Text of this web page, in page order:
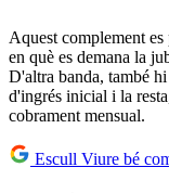
Aquest complement
en què es demana la
D'altra banda, també
d'ingrés inicial i la
cobrament mensual.
Escull Viure bé